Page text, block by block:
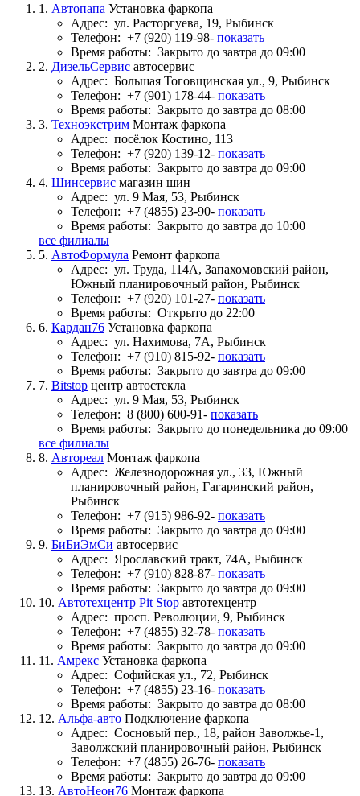
1. Автопапа Установка фаркопа
Адрес: ул. Расторгуева, 19, Рыбинск
Телефон: +7 (920) 119-98- показать
Время работы: Закрыто до завтра до 09:00
2. ДизельСервис автосервис
Адрес: Большая Тоговщинская ул., 9, Рыбинск
Телефон: +7 (901) 178-44- показать
Время работы: Закрыто до завтра до 08:00
3. Техноэкстрим Монтаж фаркопа
Адрес: посёлок Костино, 113
Телефон: +7 (920) 139-12- показать
Время работы: Закрыто до завтра до 09:00
4. Шинсервис магазин шин
Адрес: ул. 9 Мая, 53, Рыбинск
Телефон: +7 (4855) 23-90- показать
Время работы: Закрыто до завтра до 10:00
все филиалы
5. АвтоФормула Ремонт фаркопа
Адрес: ул. Труда, 114А, Запахомовский район,
Южный планировочный район, Рыбинск
Телефон: +7 (920) 101-27- показать
Время работы: Открыто до 22:00
6. Кардан76 Установка фаркопа
Адрес: ул. Нахимова, 7А, Рыбинск
Телефон: +7 (910) 815-92- показать
Время работы: Закрыто до завтра до 09:00
7. Bitstop центр автостекла
Адрес: ул. 9 Мая, 53, Рыбинск
Телефон: 8 (800) 600-91- показать
Время работы: Закрыто до понедельника до 09:00
все филиалы
8. Автореал Монтаж фаркопа
Адрес: Железнодорожная ул., 33, Южный
планировочный район, Гагаринский район,
Рыбинск
Телефон: +7 (915) 986-92- показать
Время работы: Закрыто до завтра до 09:00
9. БиБиЭмСи автосервис
Адрес: Ярославский тракт, 74А, Рыбинск
Телефон: +7 (910) 828-87- показать
Время работы: Закрыто до завтра до 09:00
10. Автотехцентр Pit Stop автотехцентр
Адрес: просп. Революции, 9, Рыбинск
Телефон: +7 (4855) 32-78- показать
Время работы: Закрыто до завтра до 09:00
11. Амрекс Установка фаркопа
Адрес: Софийская ул., 72, Рыбинск
Телефон: +7 (4855) 23-16- показать
Время работы: Закрыто до завтра до 08:00
12. Альфа-авто Подключение фаркопа
Адрес: Сосновый пер., 18, район Заволжье-1,
Заволжский планировочный район, Рыбинск
Телефон: +7 (4855) 26-76- показать
Время работы: Закрыто до завтра до 09:00
13. АвтоНеон76 Монтаж фаркопа